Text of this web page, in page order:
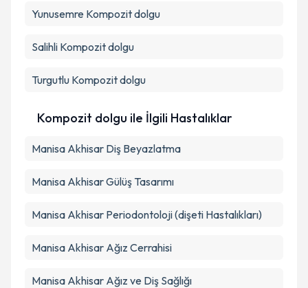
Yunusemre Kompozit dolgu
Salihli Kompozit dolgu
Turgutlu Kompozit dolgu
Kompozit dolgu ile İlgili Hastalıklar
Manisa Akhisar Diş Beyazlatma
Manisa Akhisar Gülüş Tasarımı
Manisa Akhisar Periodontoloji (dişeti Hastalıkları)
Manisa Akhisar Ağız Cerrahisi
Manisa Akhisar Ağız ve Diş Sağlığı